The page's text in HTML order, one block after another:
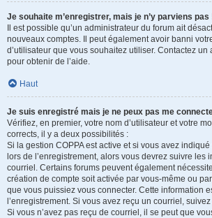
Je souhaite m’enregistrer, mais je n’y parviens pas
Il est possible qu’un administrateur du forum ait
nouveaux comptes. Il peut également avoir banni
d’utilisateur que vous souhaitez utiliser. Contactez
pour obtenir de l’aide.
Haut
Je suis enregistré mais je ne peux pas me
Vérifiez, en premier, votre nom d’utilisateur et votre
corrects, il y a deux possibilités :
Si la gestion COPPA est active et si vous avez
lors de l’enregistrement, alors vous devrez suivre les
courriel. Certains forums peuvent également
création de compte soit activée par vous-même ou
que vous puissiez vous connecter. Cette information
l’enregistrement. Si vous avez reçu un courriel,
Si vous n’avez pas reçu de courriel, il se peut que